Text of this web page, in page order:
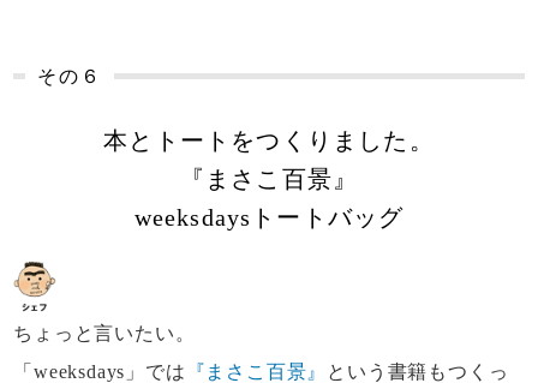
その６
本とトートをつくりました。
『まさこ百景』
weeksdaysトートバッグ
ちょっと言いたい。
「weeksdays」では 『まさこ百景』
という書籍もつくっ